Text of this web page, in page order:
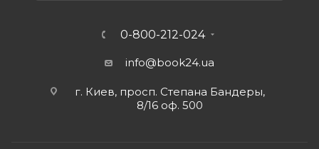
0-800-212-024
info@book24.ua
г. Киев, просп. Степана Бандеры,
8/16 оф. 500